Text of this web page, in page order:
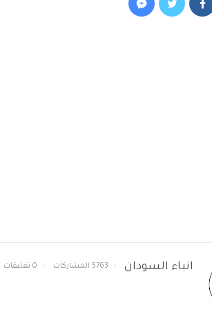
انباء السودان 5763 المشاركات 0 تعليقات